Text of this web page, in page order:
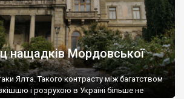
нащадків Мордовської
Ялта. Такого контрасту між багатством
і розрухою в Україні більше не